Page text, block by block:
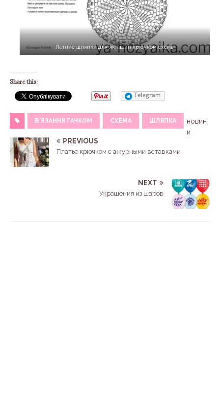
Летние шляпки для женщин крючком схемы
Share this:
Telegram
В'ЯЗАННЯ ГАЧКОМ СХЕМА ШЛЯПКА
новин
и
PREVIOUS
Платье крючком с ажурными вставками
NEXT
Украшения из шаров